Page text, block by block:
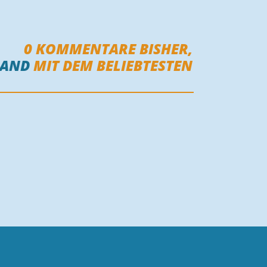
0KOMMENTARE BISHER,
MIT DEM BELIEBTESTEN